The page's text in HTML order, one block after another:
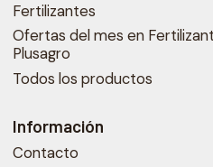
Fertilizantes
Ofertas del mes en
Plusagro
Todos los productos
Información
Contacto